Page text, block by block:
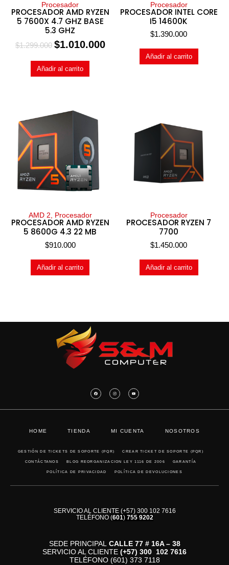
Procesador
PROCESADOR AMD RYZEN
5 7600X 4.7 GHZ BASE
5.3 GHZ
$1.299.000 $1.010.000
Añadir al carrito
Procesador
PROCESADOR INTEL CORE
I5 14600K
$1.390.000
Añadir al carrito
AMD 2, Procesador
PROCESADOR AMD RYZEN
5 8600G 4.3 22 MB
$910.000
Añadir al carrito
Procesador
PROCESADOR RYZEN 7
7700
$1.450.000
Añadir al carrito
HOME TIENDA MI CUENTA NOSOTROS
GESTIÓN DE TICKETS DE SOPORTE (PQR) CREAR TICKET DE SOPORTE (PQR)
CONTÁCTANOS BLOG REORGANIZACION LEY 1116 DE 2006 GARANTÍA
POLÍTICA DE PRIVACIDAD POLÍTICA DE DEVOLUCIONES
SERVICIO AL CLIENTE (+57) 300 102 7616
TELÉFONO (601) 755 9202
SEDE PRINCIPAL CALLE 77 # 16A – 38
SERVICIO AL CLIENTE (+57) 300 102 7616
TELÉFONO (601) 373 7118